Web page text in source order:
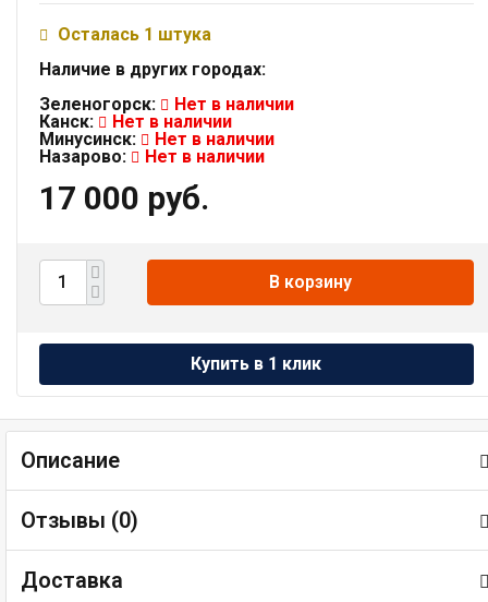
Осталась 1 штука
Наличие в других городах:
Зеленогорск:
Нет в наличии
Канск:
Нет в наличии
Минусинск:
Нет в наличии
Назарово:
Нет в наличии
17 000 руб.
В корзину
Описание
Отзывы (0)
Доставка